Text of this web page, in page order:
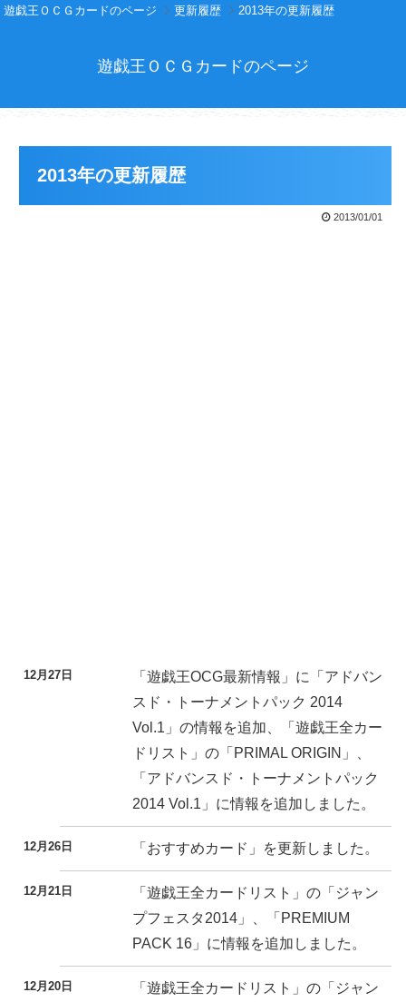
遊戯王ＯＣＧカードのページ 更新履歴 2013年の更新履歴
遊戯王ＯＣＧカードのページ
2013年の更新履歴
2013/01/01
12月27日
「遊戯王OCG最新情報」に「アドバン
スド・トーナメントパック 2014
Vol.1」の情報を追加、「遊戯王全カー
ドリスト」の「PRIMAL ORIGIN」、
「アドバンスド・トーナメントパック
2014 Vol.1」に情報を追加しました。
12月26日 「おすすめカード」を更新しました。
12月21日
「遊戯王全カードリスト」の「ジャン
プフェスタ2014」、「PREMIUM
PACK 16」に情報を追加しました。
12月20日
「遊戯王全カードリスト」の「ジャン